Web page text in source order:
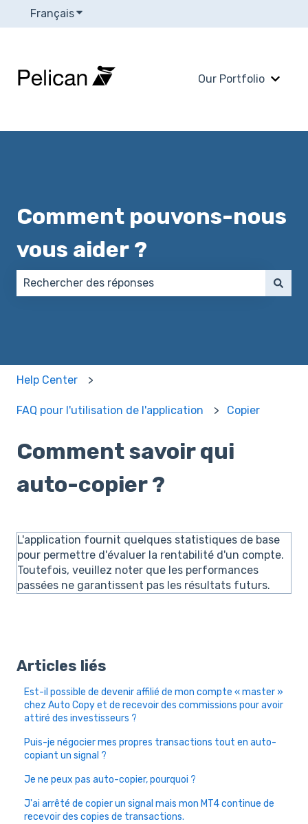
FrançaisAfficher le sous-menu pour les traductions
Our Portfolio
Comment pouvons-nous
vous aider ?
Help Center
FAQ pour l'utilisation de l'application Copier
Comment savoir qui
auto-copier ?
L'application fournit quelques statistiques de base
pour permettre d'évaluer la rentabilité d'un compte.
Toutefois, veuillez noter que les performances
passées ne garantissent pas les résultats futurs.
Articles liés
Est-il possible de devenir affilié de mon compte « master »
chez Auto Copy et de recevoir des commissions pour avoir
attiré des investisseurs ?
Puis-je négocier mes propres transactions tout en auto-
copiant un signal ?
Je ne peux pas auto-copier, pourquoi ?
J'ai arrêté de copier un signal mais mon MT4 continue de
recevoir des copies de transactions.